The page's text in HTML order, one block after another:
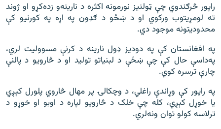
راپور څرګندوي چې ټولنیز نورمونه اکثره د نارینه‌و زده‌کړو او ژوند
ته لومړیتوب ورکوي او د ښځو د ګډون په اړه په کورنیو کې
محدودیتونه موجود دي.
په افغانستان کې په دودیز ډول نارینه د کرنې مسوولیت لري،
په‌داسې حال کې چې ښځې د لبنیاتو تولید او د څارويو د پالنې
چارې ترسره کوي.
په راپور کې وړاندې راغلي، د وچکالۍ پر مهال څاروي پلورل کېږي
یا خوړل کېږي، کله چې خلک د څارويو لپاره د اوبو او خوړو د
ترلاسه کولو توان ونه‌لري.